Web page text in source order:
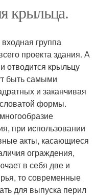
крыльца.
группа
проекта здания. А
отводится крыльцу
быть самыми
и заканчивая
формы.
при использовании
акты, касающиеся
ограждения,
в себя две и
то современные
для выпуска перил